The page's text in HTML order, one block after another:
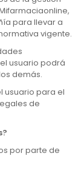
para llevar a
vigente.
usuario podrá
demás.
usuario para el
de
por parte de